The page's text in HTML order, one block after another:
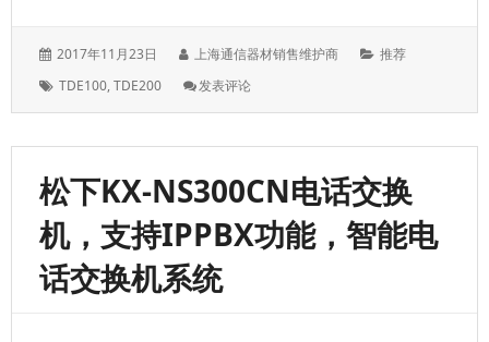
发
于：
2017年11月23日
作
上海通信器材销售维护商
分
推荐
标
TDE100,TDE200 发表评论: 松
系
IPPBX
电
话
交
松下KX-NS300CN电话交换
机，支持IPPBX功能，智能电
话交换机系统